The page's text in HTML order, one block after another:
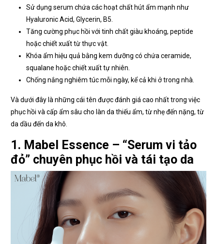
Sử dụng serum chứa các hoạt chất hút ẩm mạnh như
Hyaluronic Acid, Glycerin, B5.
Tăng cường phục hồi với tinh chất giàu khoáng, peptide
hoặc chiết xuất từ thực vật.
Khóa ẩm hiệu quả bằng kem dưỡng có chứa ceramide,
squalane hoặc chiết xuất tự nhiên.
Chống nắng nghiêm túc mỗi ngày, kể cả khi ở trong nhà.
Và dưới đây là những cái tên được đánh giá cao nhất trong việc
phục hồi và cấp ẩm sâu cho làn da thiếu ẩm, từ nhẹ đến nặng, từ
da dầu đến da khô.
1. Mabel Essence – “Serum vi tảo
đỏ” chuyên phục hồi và tái tạo da